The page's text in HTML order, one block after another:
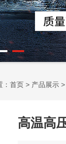
首页 > 产品展示 >
高温高